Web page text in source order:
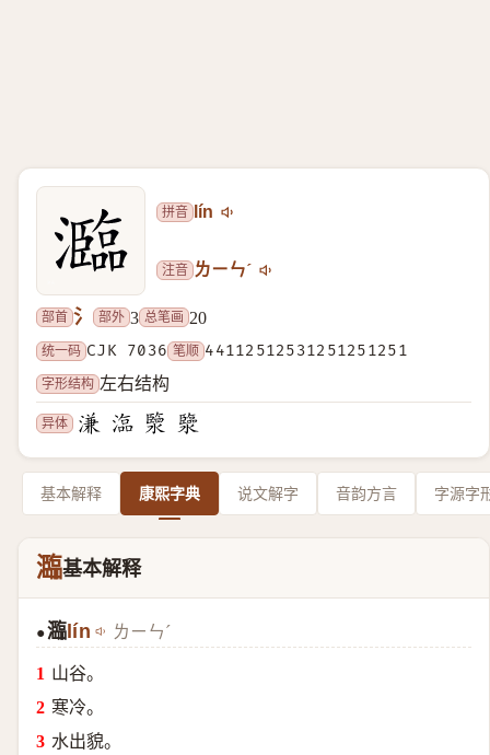
拼音 lín
注音 ㄌㄧㄣˊ
部首 氵 部外 3 总笔画 20
统一码 CJK 7036 笔顺 44112512531251251251
字形结构 左右结构
异体
基本解释 康熙字典 说文解字 音韵方言 字源字
瀶基本解释
●瀶 lín ㄌㄧㄣˊ
山谷。
寒冷。
水出貌。